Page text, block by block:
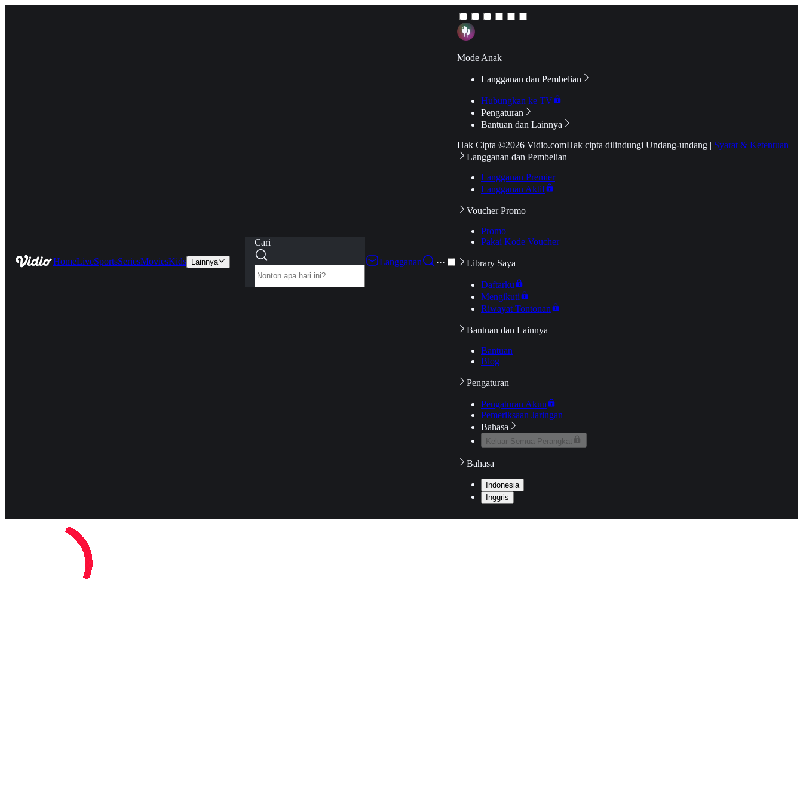
HomeLiveSportsSeriesMoviesKids Lainnya
Cari
Langganan
···
Mode Anak
Langganan dan Pembelian
Hubungkan ke TV
Pengaturan
Bantuan dan Lainnya
Hak Cipta ©2026 Vidio.comHak cipta dilindungi Undang-undang | Syarat & Ketentuan
Langganan dan Pembelian
Langganan Premier
Langganan Aktif
Voucher Promo
Promo
Pakai Kode Voucher
Library Saya
Daftarku
Mengikuti
Riwayat Tontonan
Bantuan dan Lainnya
Bantuan
Blog
Pengaturan
Pengaturan Akun
Pemeriksaan Jaringan
Bahasa
Keluar Semua Perangkat
Bahasa
Indonesia
Inggris